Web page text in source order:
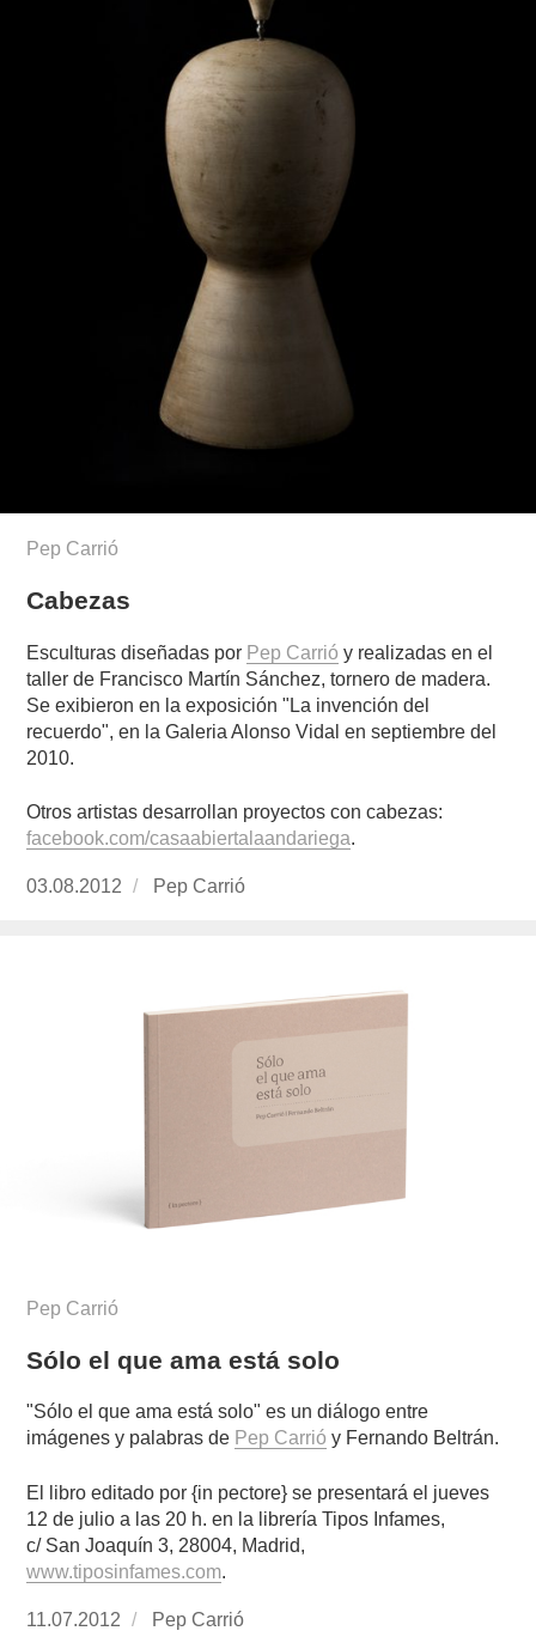
Pep Carrió
Cabezas
Esculturas diseñadas por Pep Carrió y realizadas en el
taller de Francisco Martín Sánchez, tornero de madera.
Se exibieron en la exposición "La invención del
recuerdo", en la Galeria Alonso Vidal en septiembre del
2010.
Otros artistas desarrollan proyectos con cabezas:
facebook.com/casaabiertalaandariega.
Publicado
03.08.2012 https://www.experimenta.es/author/
Pep Carrió
Pep Carrió
Sólo el que ama está solo
"Sólo el que ama está solo" es un diálogo entre
imágenes y palabras de Pep Carrió y Fernando Beltrán.
El libro editado por {in pectore} se presentará el jueves
12 de julio a las 20 h. en la librería Tipos Infames,
c/ San Joaquín 3, 28004, Madrid,
www.tiposinfames.com.
Publicado
11.07.2012 https://www.experimenta.es/author/
Pep Carrió